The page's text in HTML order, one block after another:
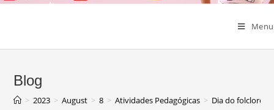
Menu
Blog
> 2023 > August > 8 > Atividades Pedagógicas > Dia do